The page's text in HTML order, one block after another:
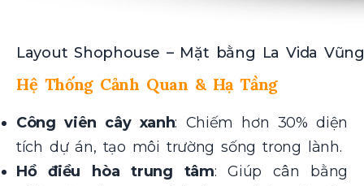
Layout Shophouse – Mặt bằng La Vida
Hệ Thống Cảnh Quan & Hạ Tầng
Công viên cây xanh: Chiếm hơn 30% diện
tích dự án, tạo môi trường sống trong lành.
Hồ điều hòa trung tâm: Giúp cân bằng